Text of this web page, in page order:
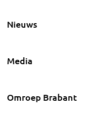
Nieuws
Media
Omroep Brabant